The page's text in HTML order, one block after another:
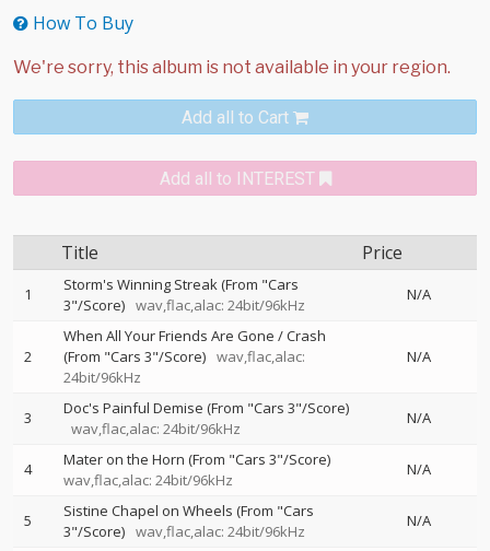
How To Buy
Add all to Cart
Add all to INTEREST
Title Price
1
Storm's Winning Streak (From "Cars
3"/Score) wav,flac,alac: 24bit/96kHz
N/A
2
When All Your Friends Are Gone / Crash
(From "Cars 3"/Score) wav,flac,alac:
24bit/96kHz
N/A
3
Doc's Painful Demise (From "Cars 3"/Score)
wav,flac,alac: 24bit/96kHz
N/A
4
Mater on the Horn (From "Cars 3"/Score)
wav,flac,alac: 24bit/96kHz
N/A
5
Sistine Chapel on Wheels (From "Cars
3"/Score) wav,flac,alac: 24bit/96kHz
N/A